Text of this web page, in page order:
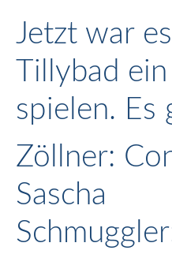
Jetzt war
Tillybad
spielen. Es
Zöllner:
Sascha